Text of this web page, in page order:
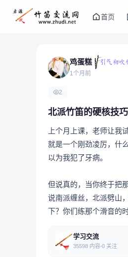
首页
鸡蛋糕
1个月前
2
北派竹笛的硬核技
上个月上课，老师让我
就是一个刚劲凌厉，什
以为我犯了牙病。
但说真的，当你终于把
说南派缠丝，北派劈山
下？你们练那个滑音的
学习交流
35598 内容 0 关注